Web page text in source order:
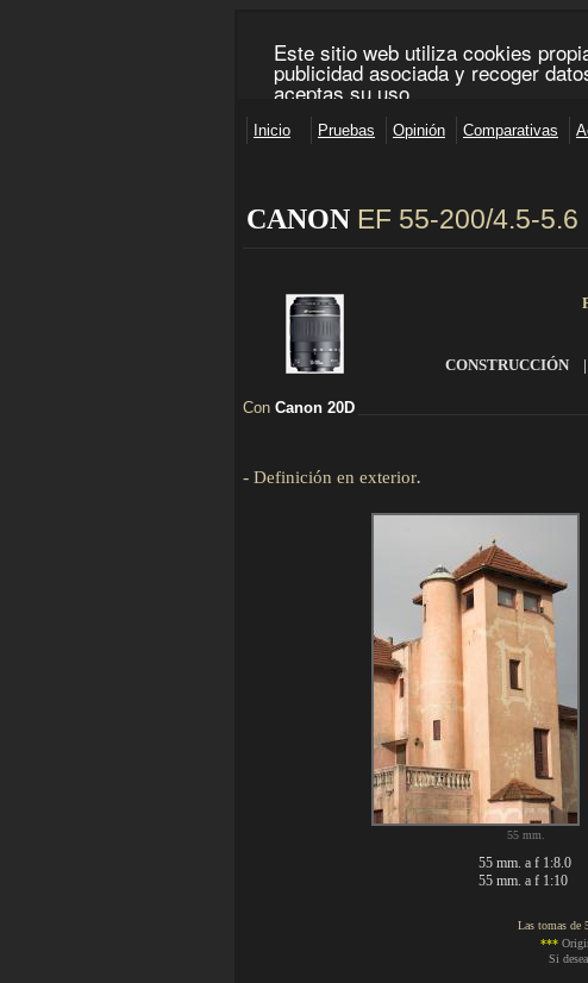
CANON EF 55-200/4.5-5.6
CONSTRUCCIÓN |
Con Canon 20D
- Definición en exterior.
55
55 mm. a f 1:8.0
55 mm. a f 1:10
Las tomas de
***
Si deseas